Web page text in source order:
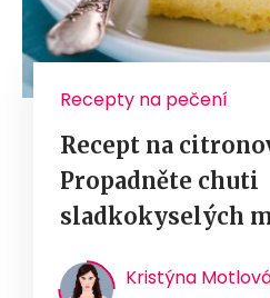
Recepty na pečení
Recept na
Propadněte chuti
sladkokyselých
Kristýna